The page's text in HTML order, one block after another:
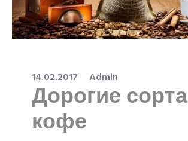
14.02.2017 Admin
Дорогие сорта
кофе